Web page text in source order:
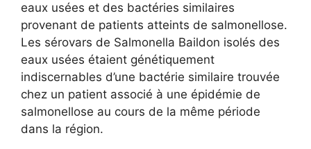
eaux usées et des bactéries similaires
provenant de patients atteints de salmonellose.
Les sérovars de Salmonella Baildon isolés des
eaux usées étaient génétiquement
indiscernables d’une bactérie similaire trouvée
chez un patient associé à une épidémie de
salmonellose au cours de la même période
dans la région.